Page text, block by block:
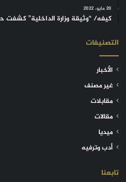
20 مايو، 2022
كيفه/ “وثيقة وزارة الداخلية”
التصنيفات
الأخبار
غير مصنف
مقابلات
مقالات
ميديا
أدب وترفيه
تابعنا